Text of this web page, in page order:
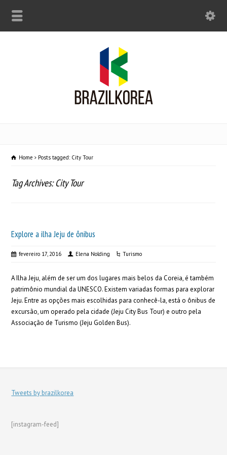
Home Posts tagged: City Tour
Tag Archives: City Tour
Explore a ilha Jeju de ônibus
fevereiro 17, 2016 Elena Nolding Turismo
A Ilha Jeju, além de ser um dos lugares mais belos da Coreia, é também
patrimônio mundial da UNESCO. Existem variadas formas para explorar
Jeju. Entre as opções mais escolhidas para conhecê-la, está o ônibus de
excursão, um operado pela cidade (Jeju City Bus Tour) e outro pela
Associação de Turismo (Jeju Golden Bus).
Tweets by brazilkorea
[instagram-feed]